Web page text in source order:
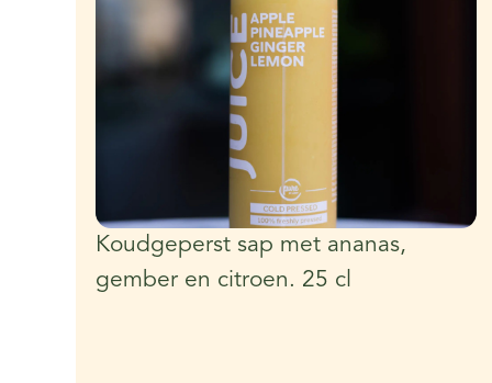
Koudgeperst sap met ananas,
gember en citroen. 25 cl